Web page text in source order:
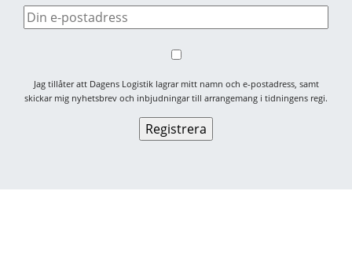
Jag tillåter att Dagens Logistik lagrar mitt namn och e-postadress, samt
skickar mig nyhetsbrev och inbjudningar till arrangemang i tidningens regi.